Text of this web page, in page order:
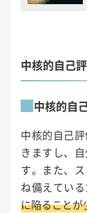
中核的自己
中核的自
中核的自己
きますし、
す。また、
ね備えている
に陥ることが